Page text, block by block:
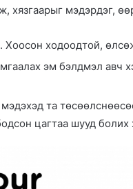
хязгаарыг мэдэрдэг,
Хоосон ходоодтой,
эм бэлдмэл авч
та
цагтаа шууд болих